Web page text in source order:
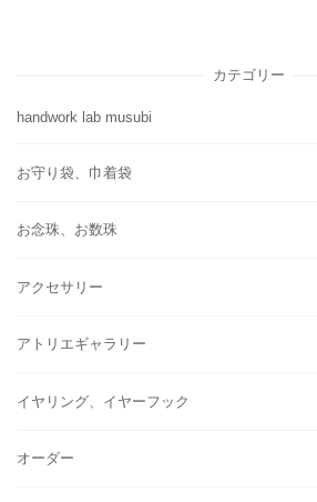
カテゴリー
handwork lab musubi
お守り袋、巾着袋
お念珠、お数珠
アクセサリー
アトリエギャラリー
イヤリング、イヤーフック
オーダー